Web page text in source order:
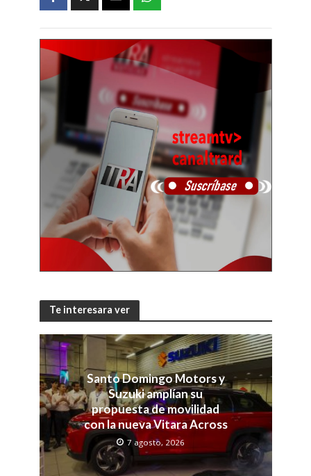
Te interesara ver
Santo Domingo Motors y
Suzuki amplían su
propuesta de movilidad
con la nueva Vitara Across
7 agosto, 2026